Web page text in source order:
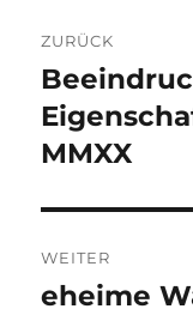
ZURÜCK
Vorheriger
Beitrag:
MMXX
WEITER
Nächster
eheime